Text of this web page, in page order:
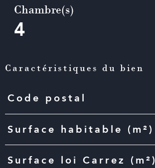
Chambre(s)
4
Caractéristiques du bien
Caractéristiques Valeurs
Code postal
Surface habitable (m²)
Surface loi Carrez (m²)